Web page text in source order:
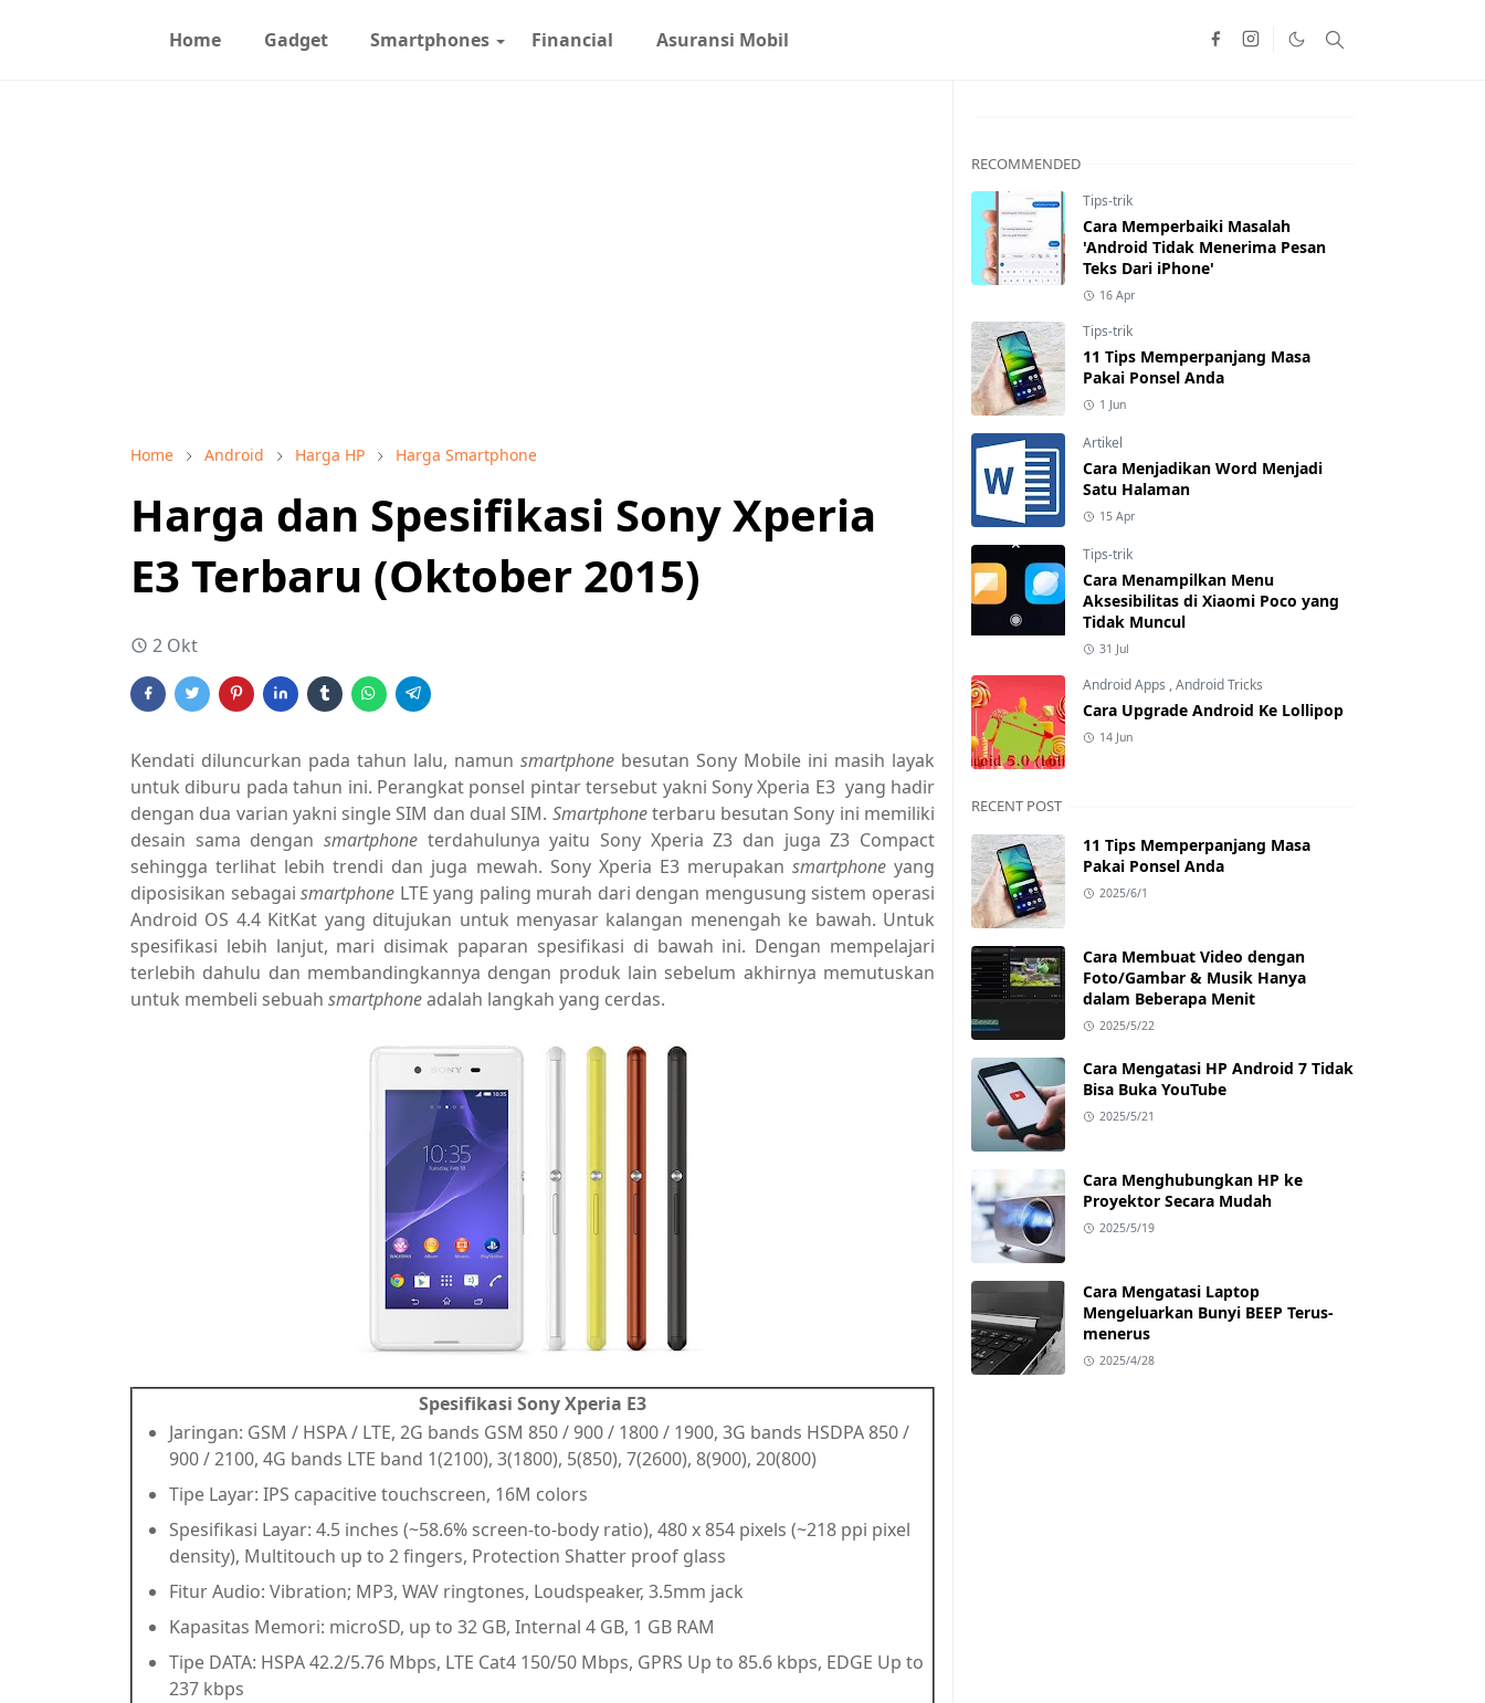
Home Gadget Smartphones Financial Asuransi Mobil
Home Android Harga HP Harga Smartphone
Harga dan Spesifikasi Sony Xperia
E3 Terbaru (Oktober 2015)
2 Okt
Kendati diluncurkan pada tahun lalu, namun smartphone besutan Sony Mobile ini masih layak
untuk diburu pada tahun ini. Perangkat ponsel pintar tersebut yakni Sony Xperia E3 yang hadir
dengan dua varian yakni single SIM dan dual SIM. Smartphoneterbaru besutan Sony ini memiliki
desain sama dengan smartphone terdahulunya yaitu Sony Xperia Z3 dan juga Z3 Compact
sehingga terlihat lebih trendi dan juga mewah. Sony Xperia E3 merupakan smartphoneyang
diposisikan sebagaismartphone LTE yang paling murah dari dengan mengusung sistem operasi
Android OS 4.4 KitKat yang ditujukan untuk menyasar kalangan menengah ke bawah. Untuk
spesifikasi lebih lanjut, mari disimak paparan spesifikasi di bawah ini. Dengan mempelajari
terlebih dahulu dan membandingkannya dengan produk lain sebelum akhirnya memutuskan
untuk membeli sebuah smartphoneadalah langkah yang cerdas.
Spesifikasi Sony Xperia E3
Jaringan: GSM / HSPA / LTE, 2G bands GSM 850 / 900 / 1800 / 1900, 3G bands HSDPA 850 /
900 / 2100, 4G bands LTE band 1(2100), 3(1800), 5(850), 7(2600), 8(900), 20(800)
Tipe Layar: IPS capacitive touchscreen, 16M colors
Spesifikasi Layar: 4.5 inches (~58.6% screen-to-body ratio), 480 x 854 pixels (~218 ppi pixel
density), Multitouch up to 2 fingers, Protection Shatter proof glass
Fitur Audio: Vibration; MP3, WAV ringtones, Loudspeaker, 3.5mm jack
Kapasitas Memori: microSD, up to 32 GB, Internal 4 GB, 1 GB RAM
Tipe DATA: HSPA 42.2/5.76 Mbps, LTE Cat4 150/50 Mbps, GPRS Up to 85.6 kbps, EDGE Up to
237 kbps
RECOMMENDED
Tips-trik
Cara Memperbaiki Masalah
'Android Tidak Menerima Pesan
Teks Dari iPhone'
16 Apr
Tips-trik
11 Tips Memperpanjang Masa
Pakai Ponsel Anda
1 Jun
Artikel
Cara Menjadikan Word Menjadi
Satu Halaman
15 Apr
Tips-trik
Cara Menampilkan Menu
Aksesibilitas di Xiaomi Poco yang
Tidak Muncul
31 Jul
Android Apps ,Android Tricks
Cara Upgrade Android Ke Lollipop
14 Jun
RECENT POST
11 Tips Memperpanjang Masa
Pakai Ponsel Anda
2025/6/1
Cara Membuat Video dengan
Foto/Gambar & Musik Hanya
dalam Beberapa Menit
2025/5/22
Cara Mengatasi HP Android 7 Tidak
Bisa Buka YouTube
2025/5/21
Cara Menghubungkan HP ke
Proyektor Secara Mudah
2025/5/19
Cara Mengatasi Laptop
Mengeluarkan Bunyi BEEP Terus-
menerus
2025/4/28